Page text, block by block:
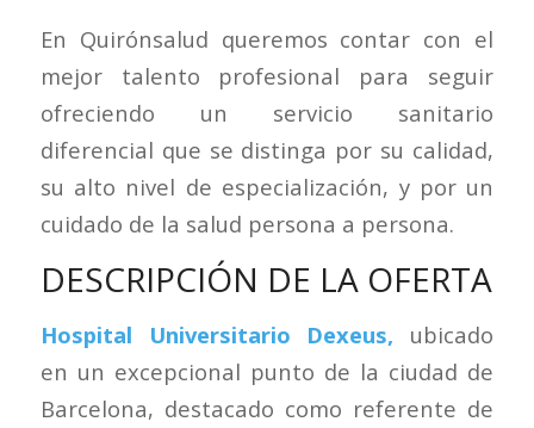
En Quirónsalud queremos contar con el
mejor talento profesional para seguir
ofreciendo un servicio sanitario
diferencial que se distinga por su calidad,
su alto nivel de especialización, y por un
cuidado de la salud persona a persona.
DESCRIPCIÓN DE LA OFERTA
Hospital Universitario Dexeus, ubicado
en un excepcional punto de la ciudad de
Barcelona, destacado como referente de